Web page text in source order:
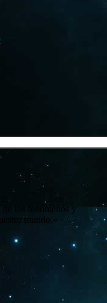
los fenómenos y
mundo.»